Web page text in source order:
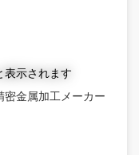
表示されます
密金属加工メーカー